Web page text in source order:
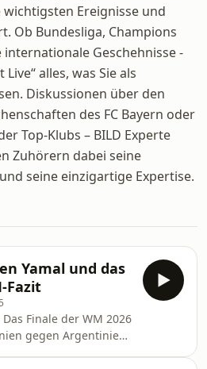
Ereignisse und
Ob Bundesliga, Champions
Geschehnisse -
alles, was Sie als
Diskussionen über den
des FC Bayern oder
Top-Klubs – BILD Experte
Zuhörern dabei seine
seine einzigartige Expertise.
Yamal und das
Fazit
Finale der WM 2026
gegen Argentinien